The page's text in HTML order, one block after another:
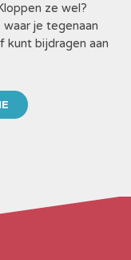
ze wel?
je tegenaan
kunt bijdragen aan